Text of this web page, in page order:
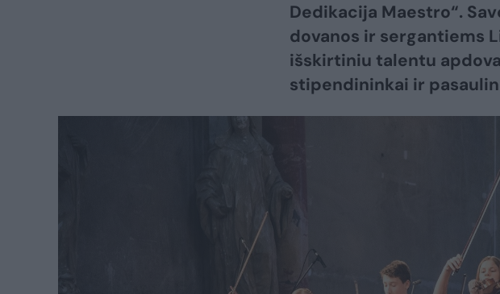
Dedikacija Maestro“.
dovanos ir sergantiems
išskirtiniu talentu
stipendininkai ir